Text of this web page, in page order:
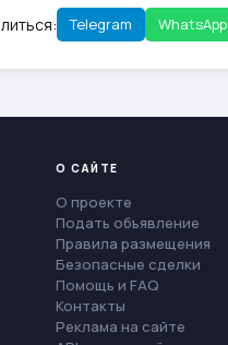
Telegram WhatsApp
О САЙТЕ
О проекте
Подать объявление
Правила размещения
Безопасные сделки
Помощь и FAQ
Контакты
Реклама на сайте